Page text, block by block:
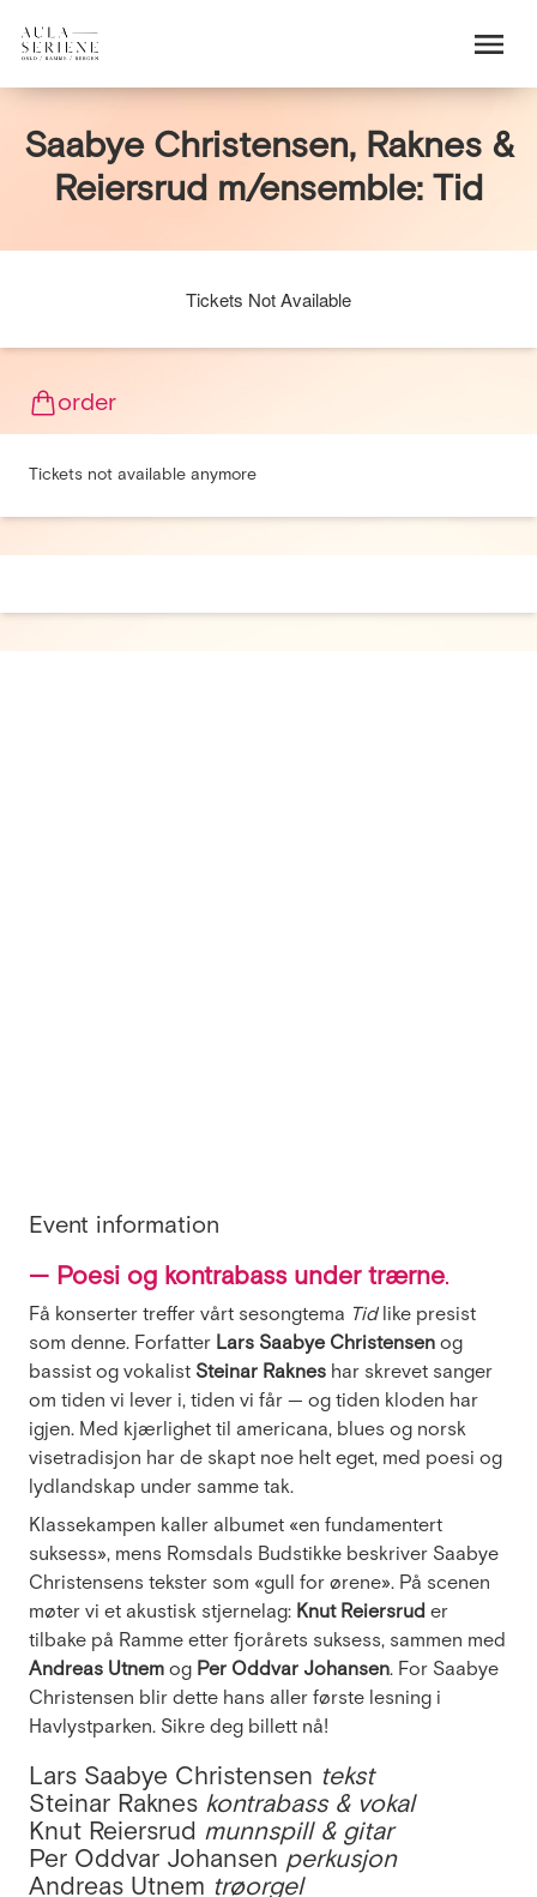
Saabye Christensen, Raknes &
Reiersrud m/ensemble: Tid
Tickets Not Available
order
Tickets not available anymore
Event information
— Poesi og kontrabass under trærne.
Få konserter treffer vårt sesongtema Tidlike presist
som denne. Forfatter Lars Saabye Christensenog
bassist og vokalist Steinar Raknes har skrevet sanger
om tiden vi lever i, tiden vi får — og tiden kloden har
igjen. Med kjærlighet til americana, blues og norsk
visetradisjon har de skapt noe helt eget, med poesi og
lydlandskap under samme tak.
Klassekampen kaller albumet «en fundamentert
suksess», mens Romsdals Budstikke beskriver Saabye
Christensens tekster som «gull for ørene». På scenen
møter vi et akustisk stjernelag: Knut Reiersruder
tilbake på Ramme etter fjorårets suksess, sammen med
Andreas Utnemog Per Oddvar Johansen. For Saabye
Christensen blir dette hans aller første lesning i
Havlystparken. Sikre deg billett nå!
Lars Saabye Christensen tekst
Steinar Raknes kontrabass & vokal
Knut Reiersrud munnspill & gitar
Per Oddvar Johansen perkusjon
Andreas Utnem trøorgel